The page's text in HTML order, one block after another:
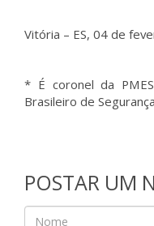
Vitória – ES, 04 de
* É coronel da
Brasileiro de
POSTAR UM